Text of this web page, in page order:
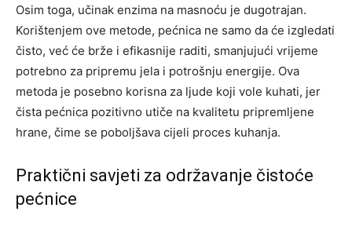
Osim toga, učinak enzima na masnoću je dugotrajan.
Korištenjem ove metode, pećnica ne samo da će izgledati
čisto, već će brže i efikasnije raditi, smanjujući vrijeme
potrebno za pripremu jela i potrošnju energije. Ova
metoda je posebno korisna za ljude koji vole kuhati, jer
čista pećnica pozitivno utiče na kvalitetu pripremljene
hrane, čime se poboljšava cijeli proces kuhanja.
Praktični savjeti za održavanje čistoće
pećnice